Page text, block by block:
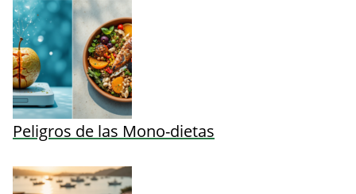
Peligros de las Mono-dietas